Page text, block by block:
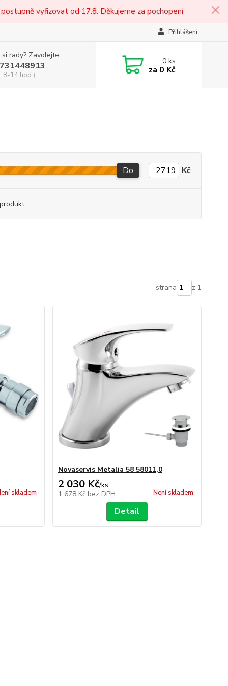
vyřizovat od 17.8. Děkujeme za pochopení
Přihlášení
rady? Zavolejte.
8-14 hod.)
0ks
za 0 Kč
Do Kč
strana z 1
skladem
Novaservis Metalia 58 58011,0
2 030 Kč/ks
1 678 Kč bez DPH Není skladem
Detail